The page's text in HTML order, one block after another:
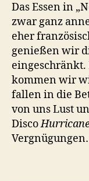
Das Essen in
zwar ganz
eher
genießen wir
kommen wir
fallen in die
von uns Lust
Disco